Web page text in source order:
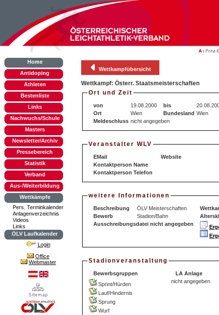
Home
Antidoping
Athleten
Bestenliste
Links
Nachwuchs/Schule
Masters
Newsletter/Archiv
Pressebereich
Statistik
Verband
Aus-/Weiterbildung
Wettkämpfe
Pers. Terminkalender
Anlagenverzeichnis
Videos
Links
ÖLV Laufkalender
Login
Office
Webmaster
Wettkampfübersicht
Wettkampf: Österr. Staatsmeisterschaften
Ort und Zeit
von 19.08.2000 bis
Ort
Wien Bundesland Wien
Meldeschluss nicht angegeben
Veranstalter WLV
EMail
Website
Kontaktperson Name
Kontaktperson Telefon
weitere Informationen
Beschreibung ÖLV Meisterschaften
Bewerb
Stadion/Bahn
Ausschreibungsdatei nicht angegeben
Stadionveranstaltung
Bewerbsgruppen
LA Anlage
Sprint/Hürden
Lauf/Hindernis
Sprung
Wurf
nicht angegeben